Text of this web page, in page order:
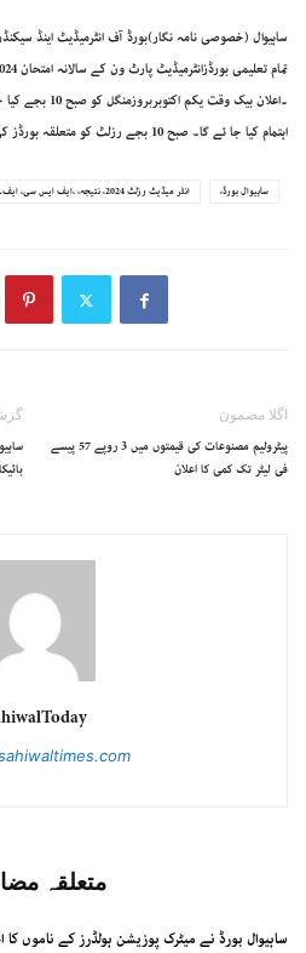
ساہیوال (خصوصی نامہ نگار)بورڈ آف انٹرمیڈیٹ اینڈ
۔اعلان بیک وقت
اہتمام کیا جا ئے گا۔ صبح 10 بجے رزلٹ کو متعلقہ بورڈز کی ویب سائٹس پر اپ لوڈ کردیا جائے گا ۔
انٹر میڈیٹ رزلٹ 2024، نتیجہ، ،ایف ایس سی، ایف۔اے، ساہیوال بورڈ،
اگلا مضمون
پیٹرولیم مصنوعات کی قیمتوں میں 3 روپے 57 پیسے
فی لیٹر تک کمی کا اعلان
متعلقہ
ساہیوال بورڈ نے میٹرک پوزیشن ہولڈرز کے ناموں کا